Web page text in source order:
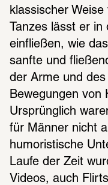
klassischer
Tanzes lässt er
einfließen, wie
sanfte und
der Arme und
Bewegungen von
Ursprünglich
für Männer nicht
humoristische
Laufe der Zeit
Videos, auch